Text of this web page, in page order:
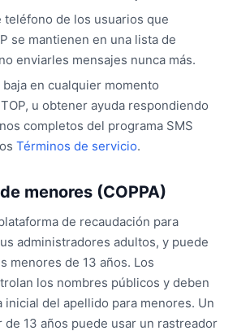
teléfono de los usuarios que
se mantienen en una lista de
enviarles mensajes nunca más.
en cualquier momento
u obtener ayuda respondiendo
completos del programa SMS
Términos de servicio.
menores (COPPA)
de recaudación para
administradores adultos, y puede
menores de 13 años. Los
los nombres públicos y deben
inicial del apellido para menores. Un
13 años puede usar un rastreador